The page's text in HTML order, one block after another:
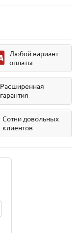
Любой вариант
оплаты
Расширенная
гарантия
Сотни довольных
клиентов